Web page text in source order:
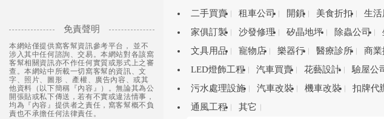
免責聲明
本網站僅提供窩客幫資訊參考平台， 並不
涉入其中任何諮詢、交易。本網站對各該窩
客幫相關資訊亦不作任何實質或形式上之審
查。本網站中所載一切窩客幫的資訊、文
字、照片、圖形 、產權、廣告內容、或其
他資料（以下簡稱『內容』）。無論其為公
開張貼或私下傳送，若有不實或違法情事，
均為『內容』提供者之責任，窩客幫概不負
責也不承擔任何法律責任。
二手買賣
租車公司 開鎖 美食折扣 生活
家俱訂製
沙發修理 矽晶地坪 除蟲公司
文具用品
寵物店 樂器行 醫療診所 商業
LED燈飾工程
汽車買賣 花藝設計 驗屋公
污水處理設施
汽車改裝 機車改裝 扣牌代
通風工程
其它